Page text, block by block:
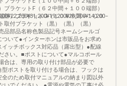
ブラケットF（６２中間＋１００端部）
部）ブラケットG（１００中間＋１００
取付ブラケット（黒）（黒）（黒）
品部品名称色製品記号ネームシールゴ
いて●インターホンは市販品をお求め
イッチボックス対応品（露出型）●配線
さい。■ポストについて●マルコポール
合は、専用の取り付け部品が必要で
ポストを取り付ける場合は、フックは
のため取付マニュアルの納まり図以外